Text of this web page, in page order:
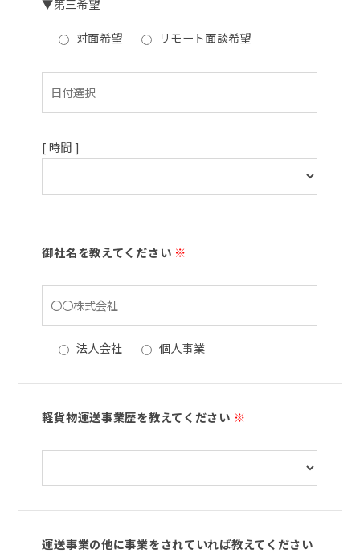
▼第三希望
対面希望 リモート面談希望
[ 時間 ]
御社名を教えてください ※
法人会社 個人事業
軽貨物運送事業歴を教えてください ※
運送事業の他に事業をされていれば教えてください